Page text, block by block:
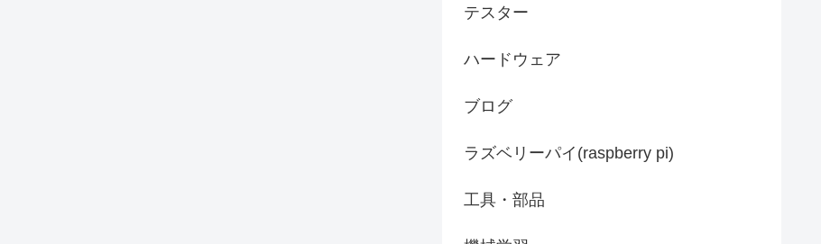
テスター
ハードウェア
ブログ
ラズベリーパイ(raspberry pi)
工具・部品